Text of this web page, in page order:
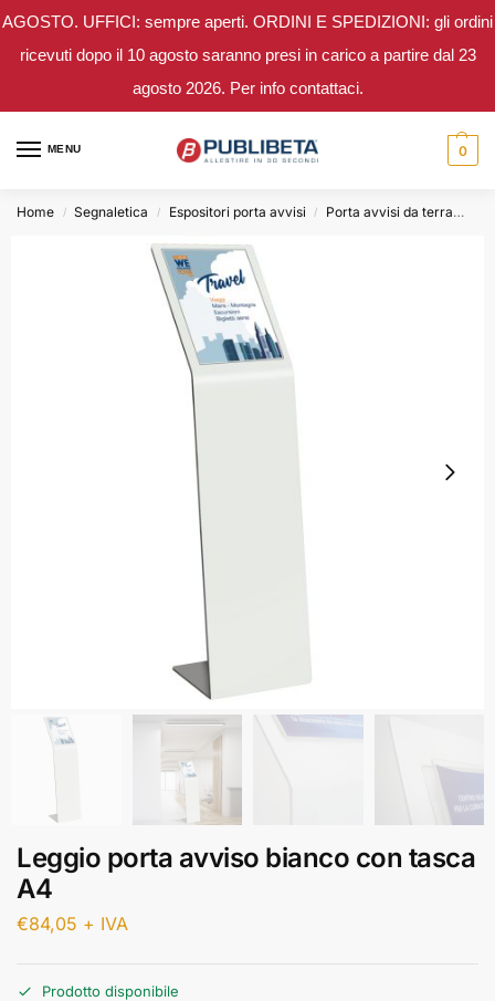
AGOSTO. UFFICI: sempre aperti. ORDINI E SPEDIZIONI: gli ordini
ricevuti dopo il 10 agosto saranno presi in carico a partire dal 23
agosto 2026. Per info contattaci.
MENU 0
Home / Segnaletica / Espositori porta avvisi / Porta avvisi da terra
Leggio porta avviso bianco con tasca
A4
€84,05 + IVA
Prodotto disponibile